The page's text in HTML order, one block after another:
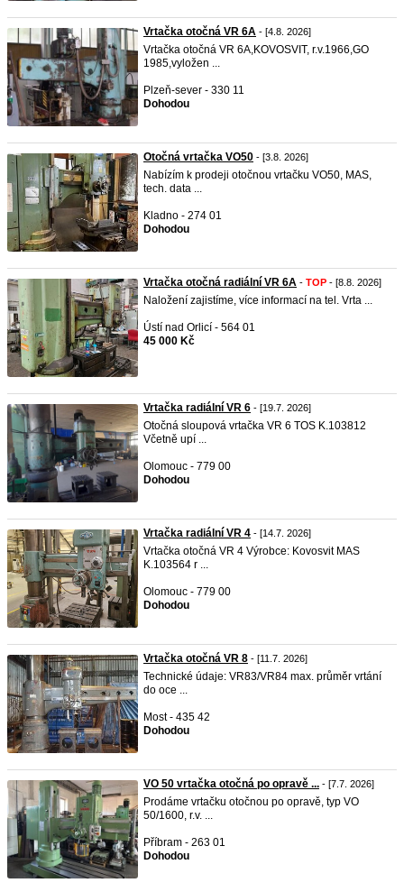
Vrtačka otočná VR 6A - [4.8. 2026]
Vrtačka otočná VR 6A,KOVOSVIT, r.v.1966,GO
1985,vyložen ...
Plzeň-sever - 330 11
Dohodou
Otočná vrtačka VO50 - [3.8. 2026]
Nabízím k prodeji otočnou vrtačku VO50, MAS,
tech. data ...
Kladno - 274 01
Dohodou
Vrtačka otočná radiální VR 6A - TOP - [8.8. 2026]
Naložení zajistíme, více informací na tel. Vrta ...
Ústí nad Orlicí - 564 01
45 000 Kč
Vrtačka radiální VR 6 - [19.7. 2026]
Otočná sloupová vrtačka VR 6 TOS K.103812
Včetně upí ...
Olomouc - 779 00
Dohodou
Vrtačka radiální VR 4 - [14.7. 2026]
Vrtačka otočná VR 4 Výrobce: Kovosvit MAS
K.103564 r ...
Olomouc - 779 00
Dohodou
Vrtačka otočná VR 8 - [11.7. 2026]
Technické údaje: VR83/VR84 max. průměr vrtání
do oce ...
Most - 435 42
Dohodou
VO 50 vrtačka otočná po opravě ... - [7.7. 2026]
Prodáme vrtačku otočnou po opravě, typ VO
50/1600, r.v. ...
Příbram - 263 01
Dohodou